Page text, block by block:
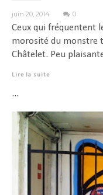
juin 20, 2014 0
Ceux qui fréquentent
morosité du monstre
Châtelet. Peu
Lire la suite
...